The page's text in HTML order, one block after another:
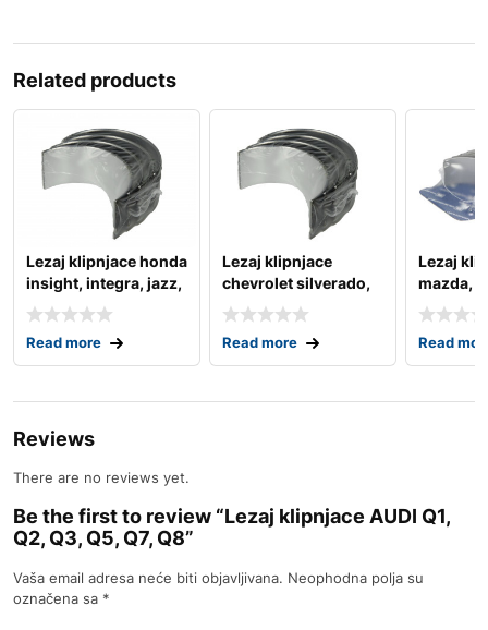
Related products
Lezaj klipnjace honda
insight, integra, jazz,
logo, nsx
Read more
Lezaj klipnjace
chevrolet silverado,
spark, ssr, suburba
Read more
Lezaj
mazda,
Read
Reviews
There are no reviews yet.
Be the first to review “Lezaj klipnjace AUDI Q1,
Q2, Q3, Q5, Q7, Q8”
Vaša email adresa neće biti objavljivana. Neophodna polja su
označena sa *